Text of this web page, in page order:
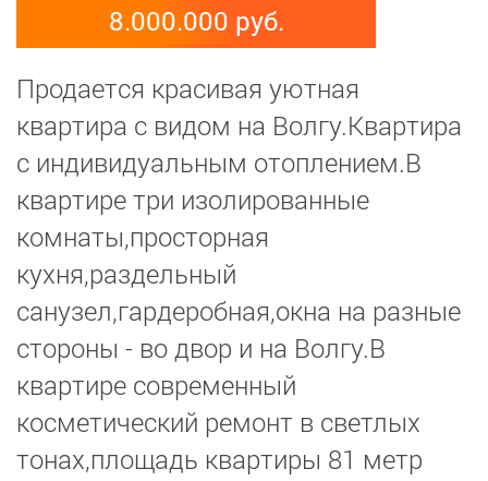
8.000.000 руб.
Продается красивая уютная
квартира с видом на Волгу.Квартира
с индивидуальным отоплением.В
квартире три изолированные
комнаты,просторная
кухня,раздельный
санузел,гардеробная,окна на разные
стороны - во двор и на Волгу.В
квартире современный
косметический ремонт в светлых
тонах,площадь квартиры 81 метр